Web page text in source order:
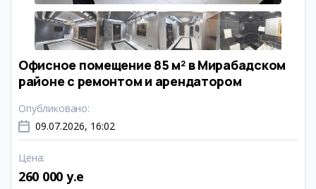
Офисное помещение 85 м² в Мирабадском
районе с ремонтом и арендатором
Опубликовано:
09.07.2026, 16:02
Цена:
260 000 y.e